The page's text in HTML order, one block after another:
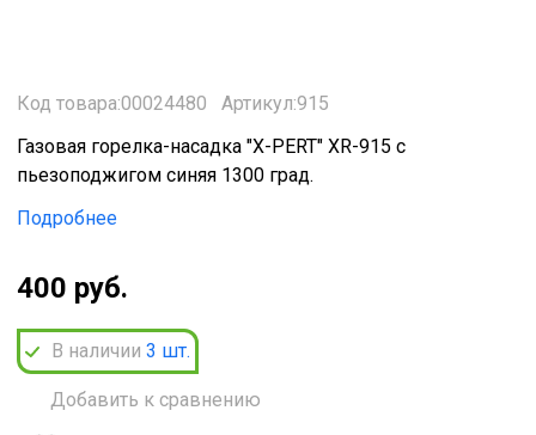
Код товара:00024480
Артикул:915
Газовая горелка-насадка "X-PERT" XR-915 c
пьезоподжигом синяя 1300 град.
Подробнее
400 руб.
В наличии 3 шт.
Добавить к сравнению